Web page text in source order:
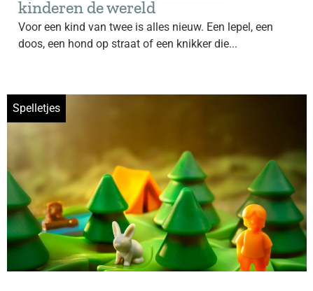
kinderen de wereld
Voor een kind van twee is alles nieuw. Een lepel, een
doos, een hond op straat of een knikker die...
Spelletjes